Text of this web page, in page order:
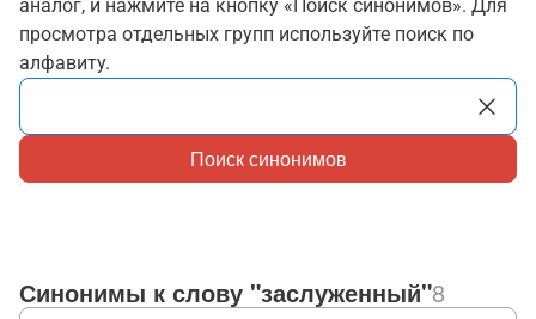
аналог, и нажмите на кнопку «Поиск синонимов». Для
просмотра отдельных групп используйте поиск по
алфавиту.
Поиск синонимов
Синонимы к слову "заслуженный"8